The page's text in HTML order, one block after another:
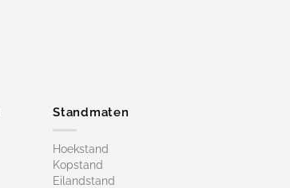
Standmaten
Hoekstand
Kopstand
Eilandstand